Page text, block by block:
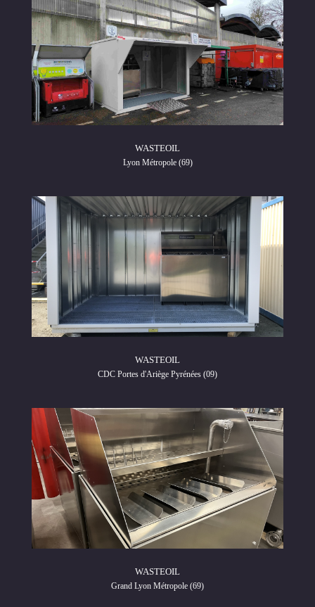
WASTEOIL
Lyon Métropole (69)
WASTEOIL
CDC Portes d'Ariège Pyrénées (09)
WASTEOIL
Grand Lyon Métropole (69)